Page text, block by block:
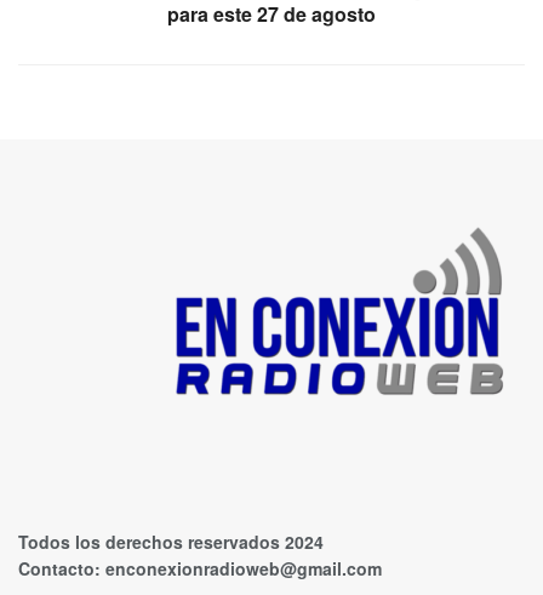
para este 27 de agosto
Todos los derechos reservados 2024
Contacto: enconexionradioweb@gmail.com